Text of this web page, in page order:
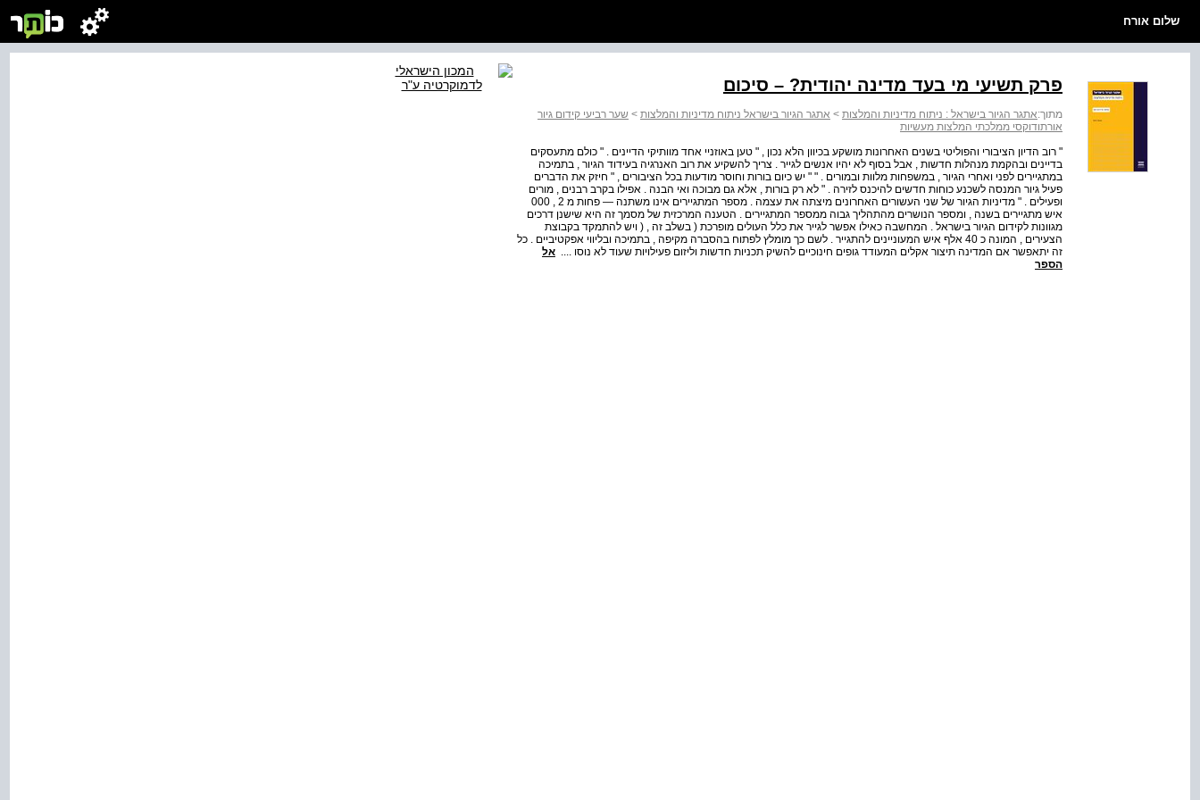
שלום אורח
פרק תשיעי מי בעד מדינה יהודית? – סיכום
מתוך:אתגר הגיור בישראל : ניתוח מדיניות והמלצות > אתגר הגיור בישראל ניתוח מדיניות והמלצות > שער רביעי קידום גיור
אורתודוקסי ממלכתי המלצות מעשיות
" רוב הדיון הציבורי והפוליטי בשנים האחרונות מושקע בכיוון הלא נכון , " טען באוזניי אחד מוותיקי הדיינים . " כולם מתעסקים
בדיינים ובהקמת מנהלות חדשות , אבל בסוף לא יהיו אנשים לגייר . צריך להשקיע את רוב האנרגיה בעידוד הגיור , בתמיכה
במתגיירים לפני ואחרי הגיור , במשפחות מלוות ובמורים . " " יש כיום בורות וחוסר מודעות בכל הציבורים , " חיזק את הדברים
פעיל גיור המנסה לשכנע כוחות חדשים להיכנס לזירה . " לא רק בורות , אלא גם מבוכה ואי הבנה . אפילו בקרב רבנים , מורים
ופעילים . " מדיניות הגיור של שני העשורים האחרונים מיצתה את עצמה . מספר המתגיירים אינו משתנה — פחות מ 2 , 000
איש מתגיירים בשנה , ומספר הנושרים מהתהליך גבוה ממספר המתגיירים . הטענה המרכזית של מסמך זה היא שישנן דרכים
מגוונות לקידום הגיור בישראל . המחשבה כאילו אפשר לגייר את כלל העולים מופרכת ( בשלב זה , ( ויש להתמקד בקבוצת
הצעירים , המונה כ 40 אלף איש המעוניינים להתגייר . לשם כך מומלץ לפתוח בהסברה מקיפה , בתמיכה ובליווי אפקטיביים . כל
זה יתאפשר אם המדינה תיצור אקלים המעודד גופים חינוכיים להשיק תכניות חדשות וליזום פעילויות שעוד לא נוסו .... אל
הספר